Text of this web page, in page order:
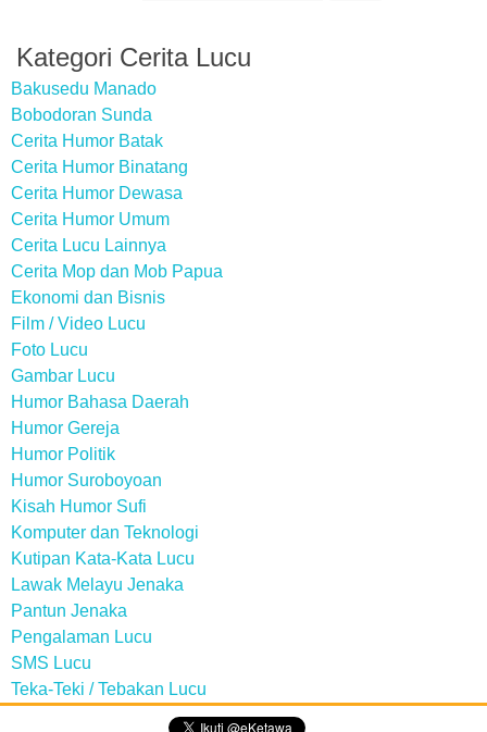
Kategori Cerita Lucu
Bakusedu Manado
Bobodoran Sunda
Cerita Humor Batak
Cerita Humor Binatang
Cerita Humor Dewasa
Cerita Humor Umum
Cerita Lucu Lainnya
Cerita Mop dan Mob Papua
Ekonomi dan Bisnis
Film / Video Lucu
Foto Lucu
Gambar Lucu
Humor Bahasa Daerah
Humor Gereja
Humor Politik
Humor Suroboyoan
Kisah Humor Sufi
Komputer dan Teknologi
Kutipan Kata-Kata Lucu
Lawak Melayu Jenaka
Pantun Jenaka
Pengalaman Lucu
SMS Lucu
Teka-Teki / Tebakan Lucu